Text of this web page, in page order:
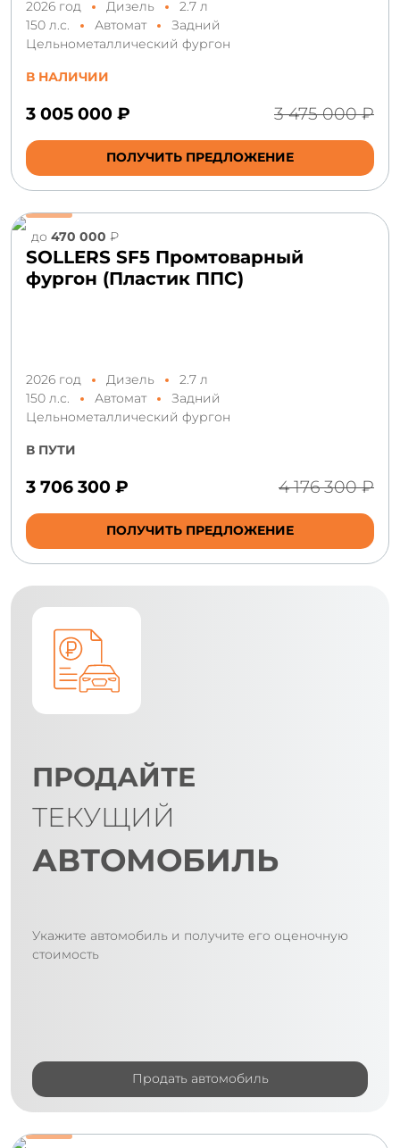
2026 год Дизель
2.7 л
150 л.с.
Автомат
Задний
Цельнометаллический фургон
В НАЛИЧИИ
3 005 000 ₽ 3 475 000 ₽
ПОЛУЧИТЬ ПРЕДЛОЖЕНИЕ
до 470 000 ₽
SOLLERS SF5 Промтоварный
фургон (Пластик ППС)
2026 год Дизель
2.7 л
150 л.с.
Автомат
Задний
Цельнометаллический фургон
В ПУТИ
3 706 300 ₽ 4 176 300 ₽
ПОЛУЧИТЬ ПРЕДЛОЖЕНИЕ
ПРОДАЙТЕ
ТЕКУЩИЙ
АВТОМОБИЛЬ
Укажите автомобиль и получите его оценочную
стоимость
Продать автомобиль